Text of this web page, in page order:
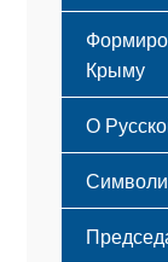
Крыму
О
Этапы
Флаг
Герб